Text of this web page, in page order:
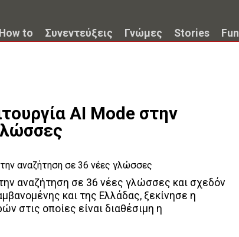
How to Συνεντεύξεις Γνώμες Stories Fun
ΑΙ Mode στην
αναζήτηση σε 36 νέες γλώσσες και σχεδόν
και της Ελλάδας, ξεκίνησε η
στις οποίες είναι διαθέσιμη η